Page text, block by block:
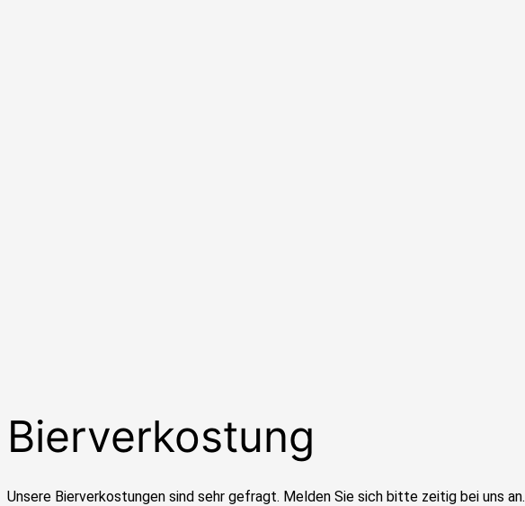
Bierverkostung
Unsere Bierverkostungen sind sehr gefragt. Melden Sie sich bitte zeitig bei uns an.